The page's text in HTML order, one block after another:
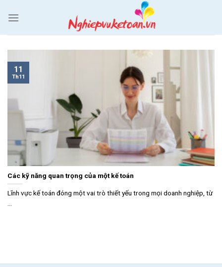
Các kỹ năng quan trọng của một kế toán
Lĩnh vực kế toán đóng một vai trò thiết yếu trong mọi doanh nghiệp, từ
11
Th11